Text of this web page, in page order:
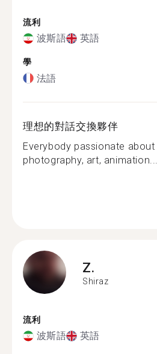
流利
波斯語 英語
學
法語
理想的對話交換夥伴
Everybody passionate about
photography, art, animation...
Z.
Shiraz
流利
波斯語 英語